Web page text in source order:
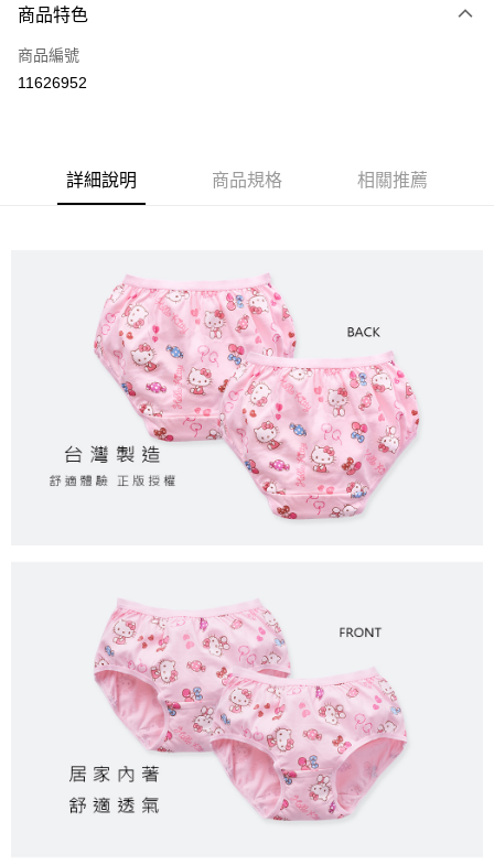
LINE Pay
Apple Pay
ATM付款
每筆NT$80，滿NT$899(含以上)免運費
付款後全家取貨
每筆NT$80，滿NT$859(含以上)免運費
每筆NT$80，滿NT$899(含以上)免運費
付款後7-11取貨
每筆NT$80，滿NT$859(含以上)免運費
商品特色
商品編號
11626952
詳細說明 商品規格 相關推薦